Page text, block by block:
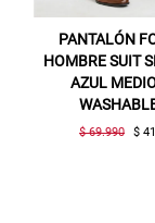
PANTALÓN
HOMBRE SUIT
AZUL
$ 69.990 $